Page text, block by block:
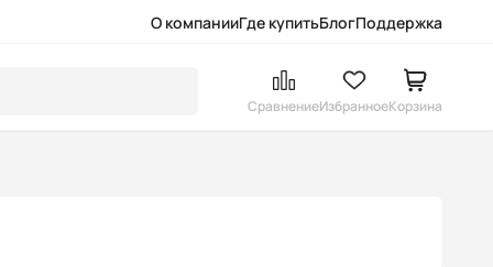
О компанииГде купитьБлогПоддержка
СравнениеИзбранноеКорзина